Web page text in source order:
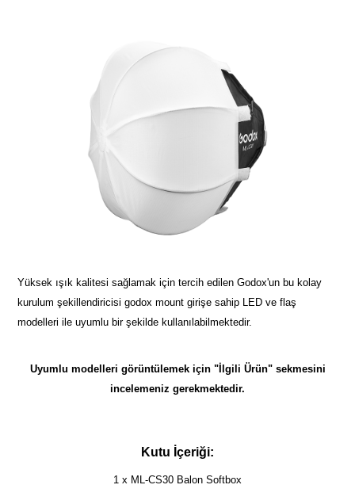
Yüksek ışık kalitesi sağlamak için tercih edilen Godox'un bu kolay
kurulum şekillendiricisi godox mount girişe sahip LED ve flaş
modelleri ile uyumlu bir şekilde kullanılabilmektedir.
Uyumlu modelleri görüntülemek için "İlgili Ürün" sekmesini
incelemeniz gerekmektedir.
Kutu İçeriği:
1 x ML-CS30 Balon Softbox